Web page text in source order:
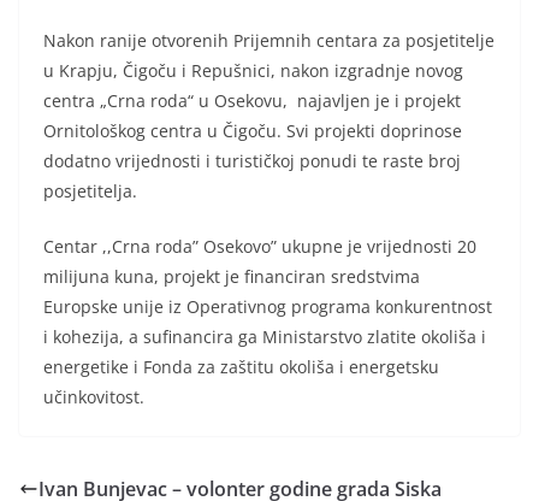
Nakon ranije otvorenih Prijemnih centara za posjetitelje
u Krapju, Čigoču i Repušnici, nakon izgradnje novog
centra „Crna roda“ u Osekovu, najavljen je i projekt
Ornitološkog centra u Čigoču. Svi projekti doprinose
dodatno vrijednosti i turističkoj ponudi te raste broj
posjetitelja.
Centar ,,Crna roda” Osekovo” ukupne je vrijednosti 20
milijuna kuna, projekt je financiran sredstvima
Europske unije iz Operativnog programa konkurentnost
i kohezija, a sufinancira ga Ministarstvo zlatite okoliša i
energetike i Fonda za zaštitu okoliša i energetsku
učinkovitost.
Ivan Bunjevac – volonter godine grada Siska